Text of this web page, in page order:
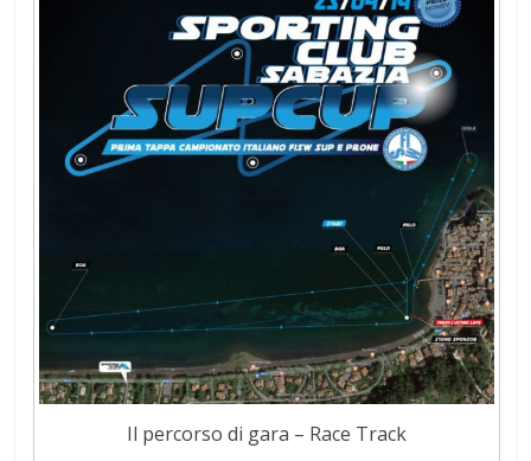
Il percorso di gara – Race Track